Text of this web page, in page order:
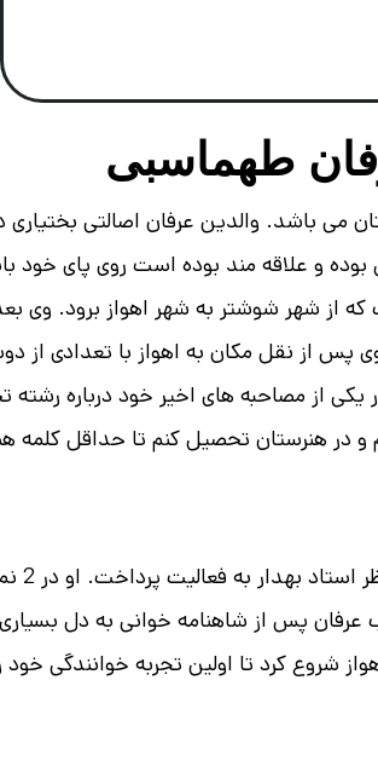
طهماسبی
والدین عرفان اصالتی
بوده و علاقه مند بوده است روی پای خود
گرفت که از شهر شوشتر به شهر اهواز برود.
پس از نقل مکان به اهواز با تعدادی از
یکی از مصاحبه های اخیر خود درباره
هنرستان تحصیل کنم تا حداقل کلمه هنر
عرفان
شروع کرد تا اولین تجربه خوانندگی